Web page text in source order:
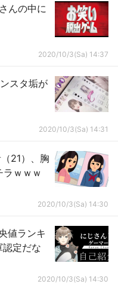
んの中に
2020/10/3(Sa) 14:37
スタ垢が
2020/10/3(Sa) 14:31
21）、胸
ｗｗｗ
2020/10/3(Sa) 14:30
値ランキ
定だな
2020/10/3(Sa) 14:30